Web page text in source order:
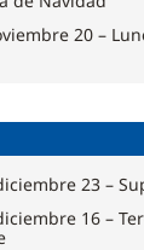
20 –
23 –
16 –